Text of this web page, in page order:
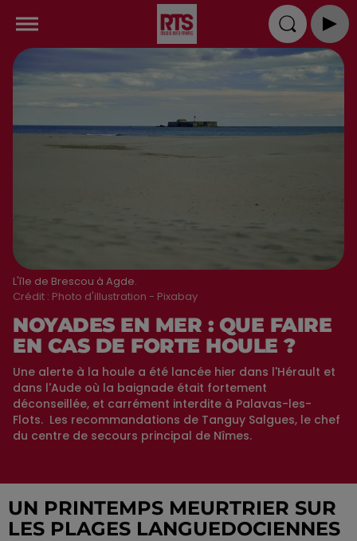
L'île de Brescou à Agde.
Crédit : Photo d'illustration - Pixabay
NOYADES EN MER : QUE FAIRE
EN CAS DE FORTE HOULE ?
Une alerte à la houle a été lancée hier dans l'Hérault et
dans l'Aude où la baignade était fortement
déconseillée, et carrément interdite à Palavas-les-
Flots. Les recommandations de Tanguy Salgues, le chef
du centre de secours principal de Nîmes.
UN PRINTEMPS MEURTRIER SUR
LES PLAGES LANGUEDOCIENNES